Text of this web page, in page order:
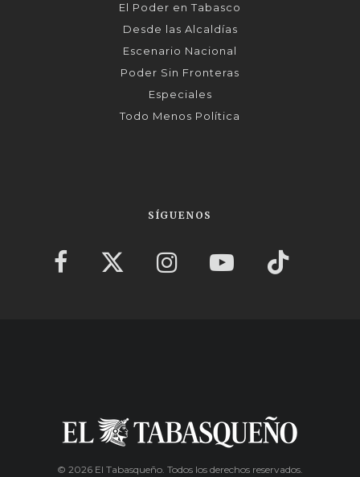
El Poder en Tabasco
Desde las Alcaldías
Escenario Nacional
Poder Sin Fronteras
Especiales
Todo Menos Política
SÍGUENOS
© 2026 El Tabasqueño. Todos los derechos reservados.